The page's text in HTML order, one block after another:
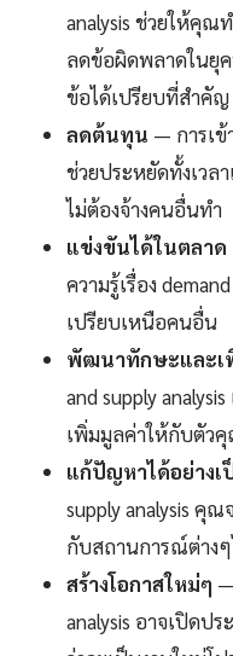
analysis ช่วยให้คุณ
ลดข้อผิดพลาดในยุ
ข้อได้เปรียบที่สำคัญ
ลดต้นทุน — การเข้
ช่วยประหยัดทั้งเวล
ไม่ต้องจ้างคนอื่นทำ
แข่งขันได้ในตลาด
ความรู้เรื่อง
เปรียบเหนือคนอื่น
พัฒนาทักษะและเ
and supply
เพิ่มมูลค่าให้กับตัว
แก้ปัญหาได้อย่างเ
supply analysis คุ
กับสถานการณ์ต่างๆ
สร้างโอกาสใหม่ๆ
analysis อาจเปิดป